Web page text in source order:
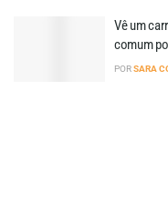
Vê um
comum
PORSARA